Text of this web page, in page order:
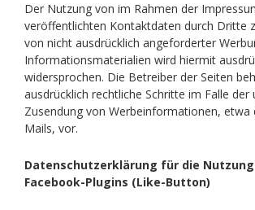
Der Nutzung von im Rahmen der
veröffentlichten Kontaktdaten durch Dritte
von nicht ausdrücklich angeforderter
Informationsmaterialien wird hiermit
widersprochen. Die Betreiber der Seiten
ausdrücklich rechtliche Schritte im Falle der
Zusendung von Werbeinformationen, etwa
Mails, vor.
Datenschutzerklärung für die
Facebook-Plugins (Like-Button)